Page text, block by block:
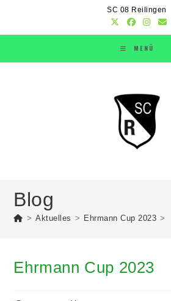
SC 08 Reilingen
MENÜ
Blog
> Aktuelles > Ehrmann Cup 2023 >
Ehrmann Cup 2023